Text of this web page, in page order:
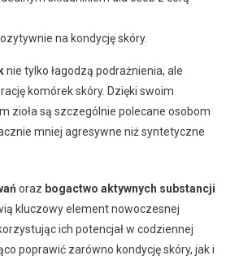
na kondycję skóry.
nie tylko łagodzą podrażnienia, ale
komórek skóry. Dzięki swoim
zioła są szczególnie polecane osobom
mniej agresywne niż syntetyczne
oraz bogactwo aktywnych substancji
kluczowy element nowoczesnej
ich potencjał w codziennej
poprawić zarówno kondycję skóry, jak i